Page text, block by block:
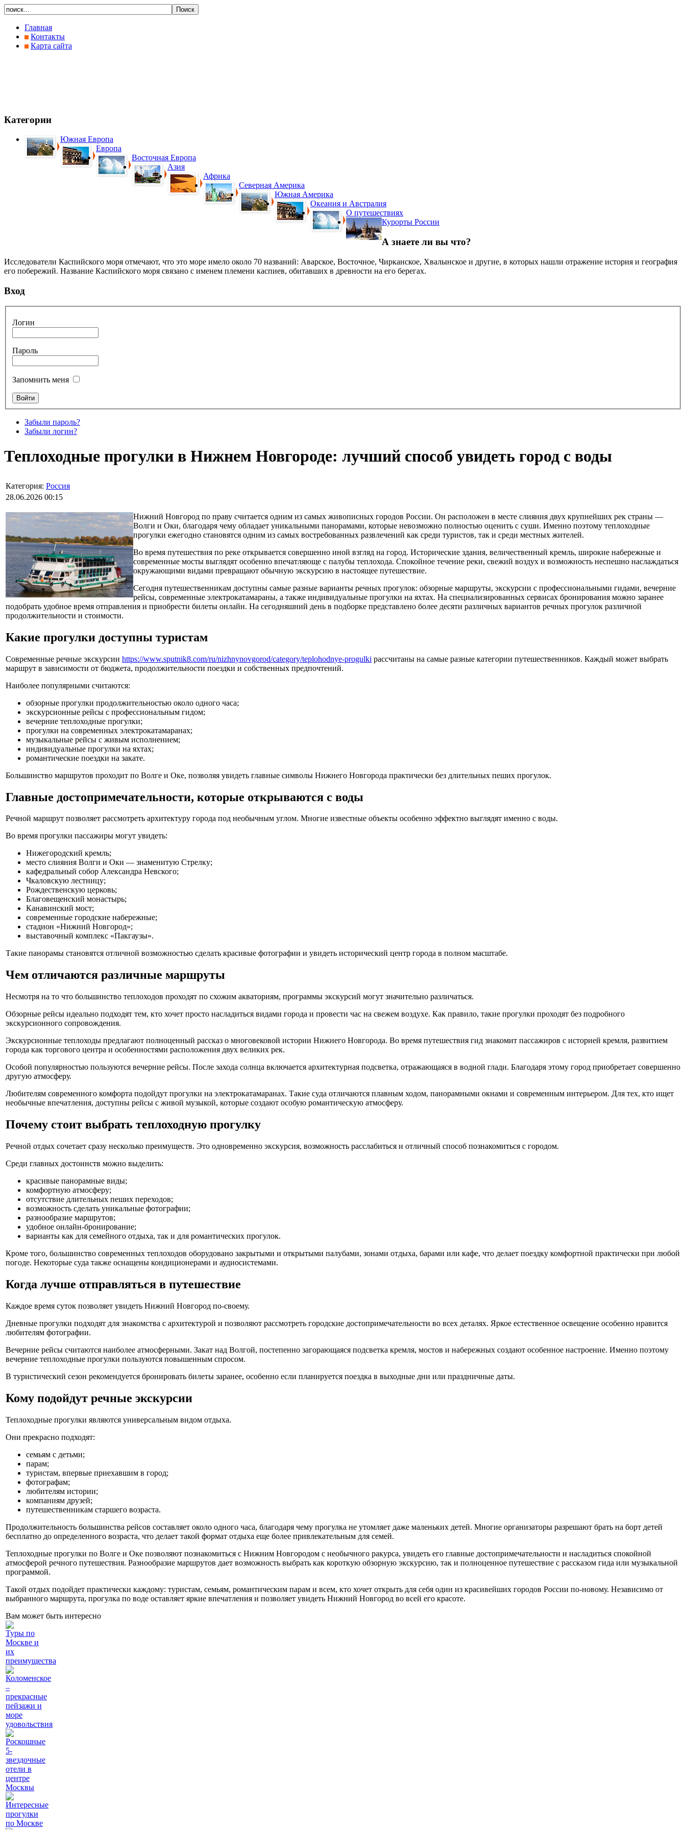
Главная
Контакты
Карта сайта
Категории
Южная Европа
Европа
Восточная Европа
Азия
Африка
Северная Америка
Южная Америка
Океания и Австралия
О путешествиях
Курорты России
А знаете ли вы что?
Исследователи Каспийского моря отмечают, что это море имело около 70 названий: Аварское, Восточное, Чирканское, Хвалынское и другие, в которых нашли отражение история и география
его побережий. Название Каспийского моря связано с именем племени каспиев, обитавших в древности на его берегах.
Вход
Логин
Пароль
Запомнить меня
Забыли пароль?
Забыли логин?
Теплоходные прогулки в Нижнем Новгороде: лучший способ увидеть город с воды
Категория: Россия
28.06.2026 00:15
Нижний Новгород по праву считается одним из самых живописных городов России. Он расположен в месте слияния двух крупнейших рек страны —
Волги и Оки, благодаря чему обладает уникальными панорамами, которые невозможно полностью оценить с суши. Именно поэтому теплоходные
прогулки ежегодно становятся одним из самых востребованных развлечений как среди туристов, так и среди местных жителей.
Во время путешествия по реке открывается совершенно иной взгляд на город. Исторические здания, величественный кремль, широкие набережные и
современные мосты выглядят особенно впечатляюще с палубы теплохода. Спокойное течение реки, свежий воздух и возможность неспешно наслаждаться
окружающими видами превращают обычную экскурсию в настоящее путешествие.
Сегодня путешественникам доступны самые разные варианты речных прогулок: обзорные маршруты, экскурсии с профессиональными гидами, вечерние
рейсы, современные электрокатамараны, а также индивидуальные прогулки на яхтах. На специализированных сервисах бронирования можно заранее
подобрать удобное время отправления и приобрести билеты онлайн. На сегодняшний день в подборке представлено более десяти различных вариантов речных прогулок различной
продолжительности и стоимости.
Какие прогулки доступны туристам
Современные речные экскурсии https://www.sputnik8.com/ru/nizhnynovgorod/category/teplohodnye-progulki рассчитаны на самые разные категории путешественников. Каждый может выбрать
маршрут в зависимости от бюджета, продолжительности поездки и собственных предпочтений.
Наиболее популярными считаются:
обзорные прогулки продолжительностью около одного часа;
экскурсионные рейсы с профессиональным гидом;
вечерние теплоходные прогулки;
прогулки на современных электрокатамаранах;
музыкальные рейсы с живым исполнением;
индивидуальные прогулки на яхтах;
романтические поездки на закате.
Большинство маршрутов проходит по Волге и Оке, позволяя увидеть главные символы Нижнего Новгорода практически без длительных пеших прогулок.
Главные достопримечательности, которые открываются с воды
Речной маршрут позволяет рассмотреть архитектуру города под необычным углом. Многие известные объекты особенно эффектно выглядят именно с воды.
Во время прогулки пассажиры могут увидеть:
Нижегородский кремль;
место слияния Волги и Оки — знаменитую Стрелку;
кафедральный собор Александра Невского;
Чкаловскую лестницу;
Рождественскую церковь;
Благовещенский монастырь;
Канавинский мост;
современные городские набережные;
стадион «Нижний Новгород»;
выставочный комплекс «Пакгаузы».
Такие панорамы становятся отличной возможностью сделать красивые фотографии и увидеть исторический центр города в полном масштабе.
Чем отличаются различные маршруты
Несмотря на то что большинство теплоходов проходят по схожим акваториям, программы экскурсий могут значительно различаться.
Обзорные рейсы идеально подходят тем, кто хочет просто насладиться видами города и провести час на свежем воздухе. Как правило, такие прогулки проходят без подробного
экскурсионного сопровождения.
Экскурсионные теплоходы предлагают полноценный рассказ о многовековой истории Нижнего Новгорода. Во время путешествия гид знакомит пассажиров с историей кремля, развитием
города как торгового центра и особенностями расположения двух великих рек.
Особой популярностью пользуются вечерние рейсы. После захода солнца включается архитектурная подсветка, отражающаяся в водной глади. Благодаря этому город приобретает совершенно
другую атмосферу.
Любителям современного комфорта подойдут прогулки на электрокатамаранах. Такие суда отличаются плавным ходом, панорамными окнами и современным интерьером. Для тех, кто ищет
необычные впечатления, доступны рейсы с живой музыкой, которые создают особую романтическую атмосферу.
Почему стоит выбрать теплоходную прогулку
Речной отдых сочетает сразу несколько преимуществ. Это одновременно экскурсия, возможность расслабиться и отличный способ познакомиться с городом.
Среди главных достоинств можно выделить:
красивые панорамные виды;
комфортную атмосферу;
отсутствие длительных пеших переходов;
возможность сделать уникальные фотографии;
разнообразие маршрутов;
удобное онлайн-бронирование;
варианты как для семейного отдыха, так и для романтических прогулок.
Кроме того, большинство современных теплоходов оборудовано закрытыми и открытыми палубами, зонами отдыха, барами или кафе, что делает поездку комфортной практически при любой
погоде. Некоторые суда также оснащены кондиционерами и аудиосистемами.
Когда лучше отправляться в путешествие
Каждое время суток позволяет увидеть Нижний Новгород по-своему.
Дневные прогулки подходят для знакомства с архитектурой и позволяют рассмотреть городские достопримечательности во всех деталях. Яркое естественное освещение особенно нравится
любителям фотографии.
Вечерние рейсы считаются наиболее атмосферными. Закат над Волгой, постепенно загорающаяся подсветка кремля, мостов и набережных создают особенное настроение. Именно поэтому
вечерние теплоходные прогулки пользуются повышенным спросом.
В туристический сезон рекомендуется бронировать билеты заранее, особенно если планируется поездка в выходные дни или праздничные даты.
Кому подойдут речные экскурсии
Теплоходные прогулки являются универсальным видом отдыха.
Они прекрасно подходят:
семьям с детьми;
парам;
туристам, впервые приехавшим в город;
фотографам;
любителям истории;
компаниям друзей;
путешественникам старшего возраста.
Продолжительность большинства рейсов составляет около одного часа, благодаря чему прогулка не утомляет даже маленьких детей. Многие организаторы разрешают брать на борт детей
бесплатно до определенного возраста, что делает такой формат отдыха еще более привлекательным для семей.
Теплоходные прогулки по Волге и Оке позволяют познакомиться с Нижним Новгородом с необычного ракурса, увидеть его главные достопримечательности и насладиться спокойной
атмосферой речного путешествия. Разнообразие маршрутов дает возможность выбрать как короткую обзорную экскурсию, так и полноценное путешествие с рассказом гида или музыкальной
программой.
Такой отдых подойдет практически каждому: туристам, семьям, романтическим парам и всем, кто хочет открыть для себя один из красивейших городов России по-новому. Независимо от
выбранного маршрута, прогулка по воде оставляет яркие впечатления и позволяет увидеть Нижний Новгород во всей его красоте.
Вам может быть интересно
Туры по
Москве и
их
преимущества
Коломенское
–
прекрасные
пейзажи и
море
удовольствия
Роскошные
5-
звездочные
отели в
центре
Москвы
Интересные
прогулки
по Москве